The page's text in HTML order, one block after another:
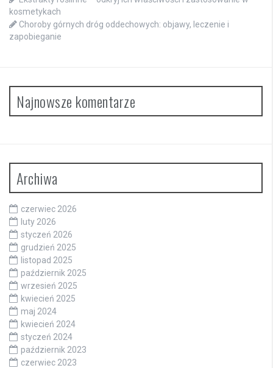
kosmetykach
Choroby górnych dróg oddechowych: objawy, leczenie i
zapobieganie
Najnowsze komentarze
Archiwa
czerwiec 2026
luty 2026
styczeń 2026
grudzień 2025
listopad 2025
październik 2025
wrzesień 2025
kwiecień 2025
maj 2024
kwiecień 2024
styczeń 2024
październik 2023
czerwiec 2023